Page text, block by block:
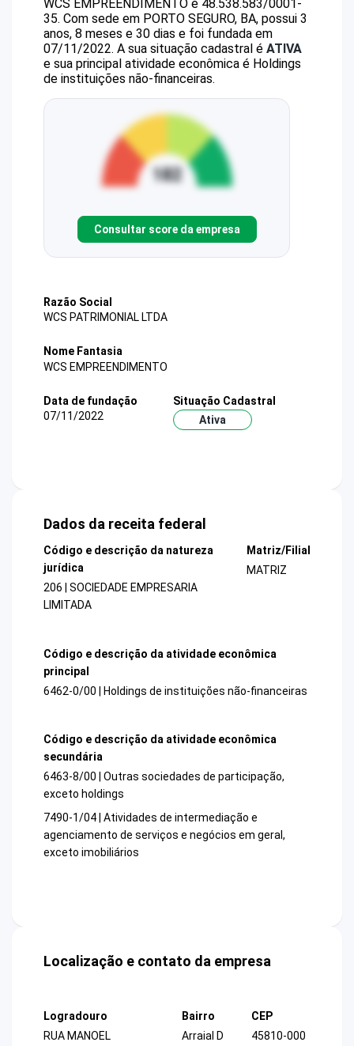
WCS EMPREENDIMENTO é 48.538.583/0001-
35. Com sede em PORTO SEGURO, BA, possui 3
anos, 8 meses e 30 dias e foi fundada em
07/11/2022. A sua situação cadastral é ATIVA
e sua principal atividade econômica é Holdings
de instituições não-financeiras.
Consultar score da empresa
Razão Social
WCS PATRIMONIAL LTDA
Nome Fantasia
WCS EMPREENDIMENTO
Data de fundação
07/11/2022
Situação Cadastral
Ativa
Dados da receita federal
Código e descrição da natureza
jurídica
206 | SOCIEDADE EMPRESARIA
LIMITADA
Matriz/Filial
MATRIZ
Código e descrição da atividade econômica
principal
6462-0/00 | Holdings de instituições não-financeiras
Código e descrição da atividade econômica
secundária
6463-8/00 | Outras sociedades de participação,
exceto holdings
7490-1/04 | Atividades de intermediação e
agenciamento de serviços e negócios em geral,
exceto imobiliários
Localização e contato da empresa
Logradouro
RUA MANOEL
Bairro
Arraial D
CEP
45810-000